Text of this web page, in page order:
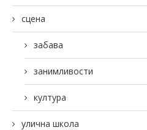
сцена
забава
занимливости
култура
улична школа